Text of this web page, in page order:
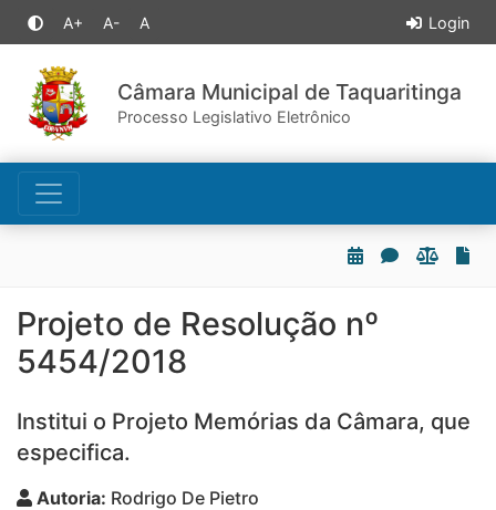
A+ A- A Login
Câmara Municipal de Taquaritinga
Processo Legislativo Eletrônico
Projeto de Resolução nº
5454/2018
Institui o Projeto Memórias da Câmara, que
especifica.
Autoria: Rodrigo De Pietro